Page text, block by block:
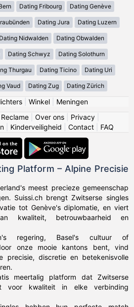
Dating Fribourg Dating Genève
Dating Jura Dating Luzern
Dating Nidwalden Dating Obwalden
Dating Schwyz Dating Solothurn
Thurgau Dating Ticino Dating Uri
Vaud Dating Zug Dating Zürich
| Winkel| Meningen
Reclame Over ons Privacy
Kinderveiligheid Contact FAQ
Platform – Alpine Precisie
meest precieze gemeenschap
Suissi.ch brengt Zwitserse singles
tot Genève's diplomatie, en viert
kwaliteit, betrouwbaarheid en
Basel's cultuur of
onze mooie kantons bent, vind
precisie, discretie en betekenisvolle
meertalig platform dat Zwitserse
voor kwaliteit in elke verbinding